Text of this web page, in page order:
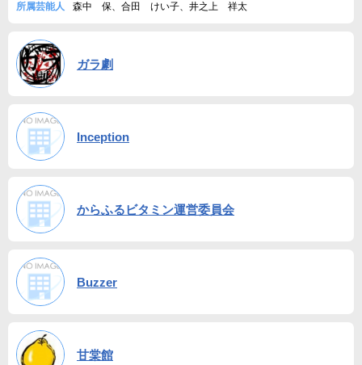
所属芸能人 森中 保、合田 けい子、井之上 祥太
ガラ劇
Inception
からふるビタミン運営委員会
Buzzer
甘棠館